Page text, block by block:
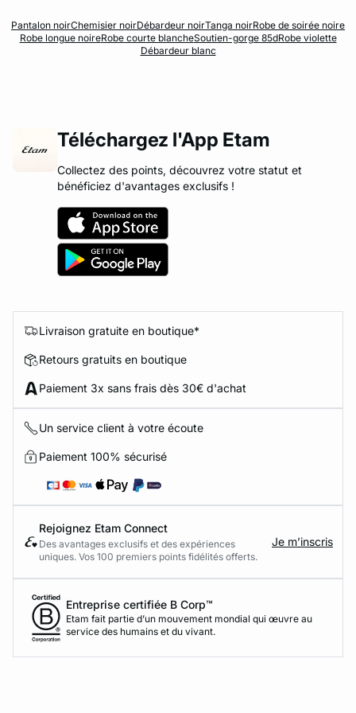
Pantalon noirChemisier noirDébardeur noirTanga noirRobe de soirée noire
Robe longue noireRobe courte blancheSoutien-gorge 85dRobe violette
Débardeur blanc
Téléchargez l'App Etam
Collectez des points, découvrez votre statut et
bénéficiez d'avantages exclusifs !
Livraison gratuite en boutique*
Retours gratuits en boutique
Paiement 3x sans frais dès 30€ d'achat
Un service client à votre écoute
Paiement 100% sécurisé
Rejoignez Etam Connect
Des avantages exclusifs et des expériences
uniques. Vos 100 premiers points fidélités offerts.
Je m’inscris
Entreprise certifiée B Corp™
Etam fait partie d’un mouvement mondial qui œuvre au
service des humains et du vivant.